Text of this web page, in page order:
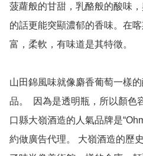
菠蘿般的甘甜，乳酪般的酸味
的話更能突顯濃郁的香味。在
富，柔軟，有味道是其特徵。
山田錦風味就像麝香葡萄一樣
品。  因為是透明瓶，所以顏色
口縣大嶺酒造的人氣品牌是
約做廣告代理。 大嶺酒造的歷